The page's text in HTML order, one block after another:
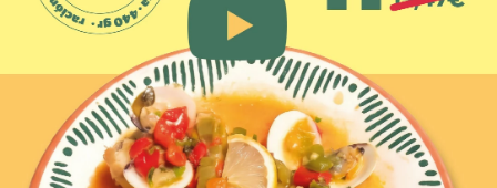
listísimos